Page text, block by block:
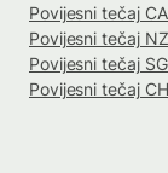
Povijesni tečaj
Povijesni tečaj
Povijesni tečaj
Povijesni tečaj